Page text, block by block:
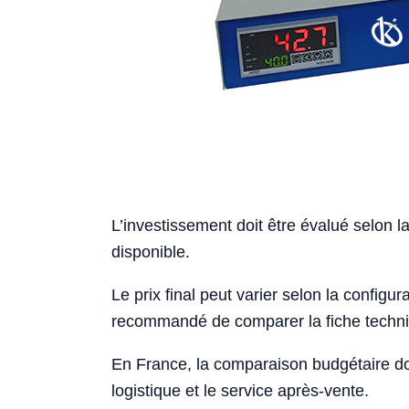
L’investissement doit être évalué selon
disponible.
Le prix final peut varier selon la
recommandé de comparer la fiche
En France, la comparaison budgétaire
logistique et le service après-vente.